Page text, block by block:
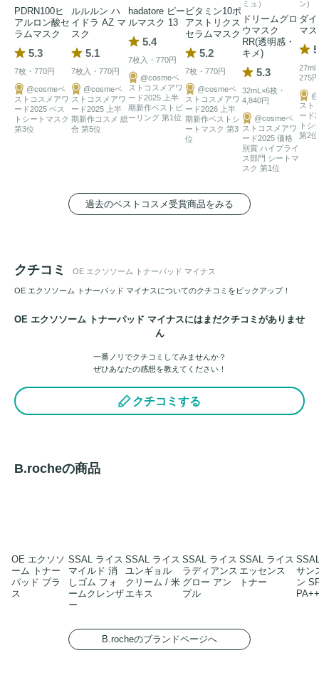
プラスパッド（保湿・クーリング・ツヤケア）
マイナスパッド（角質・汚れオフ）
キュウリエクソソーム配合
LNP PHA+AHA配合
メリアアザジラクタエキス配合
皮膚刺激試験済み
毎日のスキンケア
PDRN100ヒ
アルロン酸セ
ラムマスク
5.3
7枚・770円
@cosmeベ
ストコスメアワ
ード2025 ベス
トシートマスク
第3位
ルルルン ハ
イドラ AZ マ
スク
5.1
7枚入・770円
@cosmeベ
ストコスメアワ
ード2025 上半
期新作コスメ 総
合 第5位
hadatore ピー
ルマスク 13
5.4
7枚入・770円
@cosmeベ
ストコスメアワ
ード2025 上半
期新作ベストピ
ーリング 第1位
ビタミン10ポ
アストリクス
セラムマスク
5.2
7枚・770円
@cosmeベ
ストコスメアワ
ード2026 上半
期新作ベストシ
ートマスク 第3
位
ミュ）
ドリームグロ
ウマスク
RR(透明感・
キメ)
5.3
32mL×6枚・
4,840円
@cosmeベ
ストコスメアワ
ード2025 価格
別賞 ハイプライ
ス部門 シートマ
スク 第1位
ン)
ダ
マ
275円
スト
ード
トシ
第2位
過去のベストコスメ受賞商品をみる
クチコミ OE エクソソーム トナーパッド マイナス
OE エクソソーム トナーパッド マイナスについてのクチコミをピックアップ！
OE エクソソーム トナーパッド マイナスにはまだクチコミがありませ
ん
一番ノリでクチコミしてみませんか？
ぜひあなたの感想を教えてください！
クチコミする
B.rocheの商品
OE エクソソ
ーム トナー
パッド プラ
ス
SSAL ライス
マイルド 消
しゴム フォ
ームクレンザ
ー
SSAL ライス
ユンギョル
クリーム / 米
エキス
SSAL ライス
ラディアンス
グロー アン
プル
SSAL ライス
エッセンス
トナー
サン
ン
B.rocheのブランドページへ